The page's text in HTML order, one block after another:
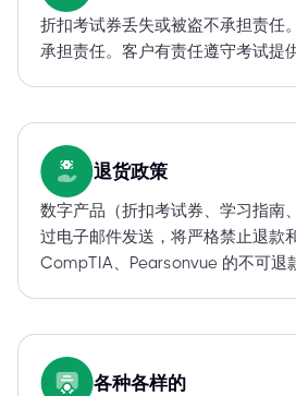
折扣考试券丢失或被盗不承担责任
承担责任。客户有责任遵守考试提
退货政策
数字产品（折扣考试券、学习指南
过电子邮件发送，将严格禁止退款
CompTIA、Pearsonvue 的不可退
各种各样的